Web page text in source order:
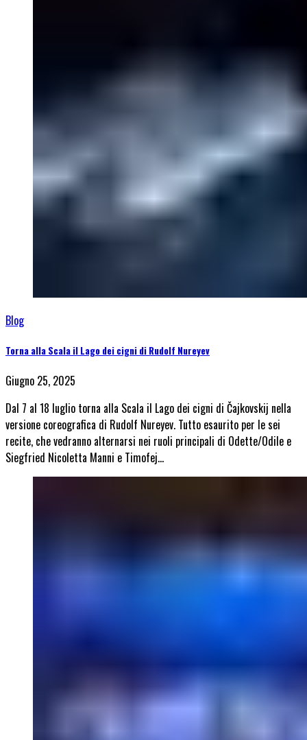
Blog
Torna alla Scala il Lago dei cigni di Rudolf Nureyev
Giugno 25, 2025
Dal 7 al 18 luglio torna alla Scala il Lago dei cigni di Čajkovskij nella
versione coreografica di Rudolf Nureyev. Tutto esaurito per le sei
recite, che vedranno alternarsi nei ruoli principali di Odette/Odile e
Siegfried Nicoletta Manni e Timofej…